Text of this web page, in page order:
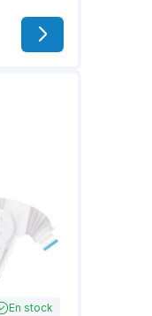
En stock